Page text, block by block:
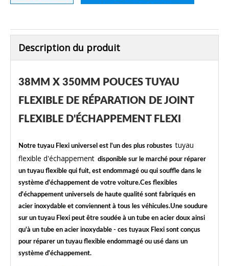
Description du produit
38MM X 350MM POUCES TUYAU
FLEXIBLE DE RÉPARATION DE JOINT
FLEXIBLE D'ÉCHAPPEMENT FLEXI
Notre tuyau Flexi universel est l'un des plus robustestuyau
flexible d'échappement disponible sur le marché pour réparer
un tuyau flexible qui fuit, est endommagé ou qui souffle dans le
système d'échappement de votre voiture.Ces flexibles
d'échappement universels de haute qualité sont fabriqués en
acier inoxydable et conviennent à tous les véhicules.Une soudure
sur un tuyau Flexi peut être soudée à un tube en acier doux ainsi
qu'à un tube en acier inoxydable - ces tuyaux Flexi sont conçus
pour réparer un tuyau flexible endommagé ou usé dans un
système d'échappement.